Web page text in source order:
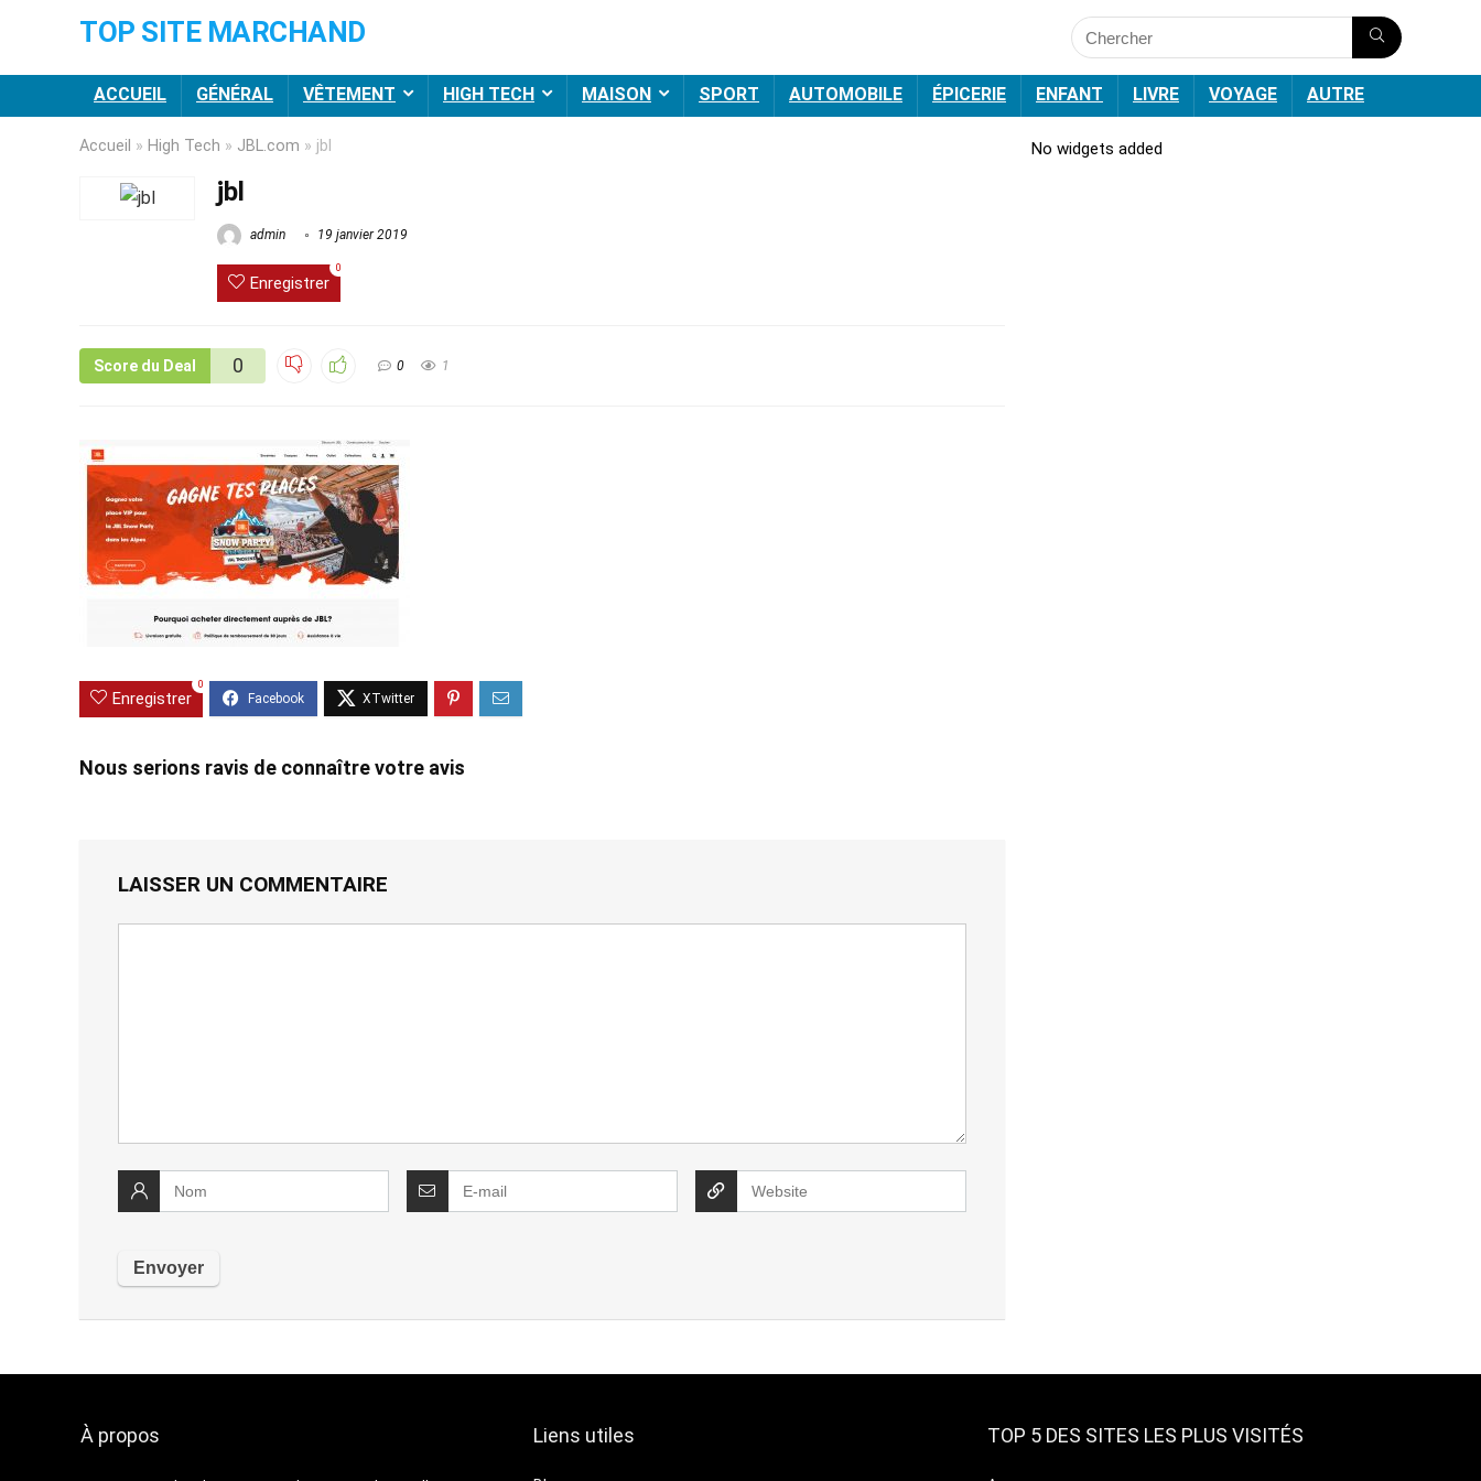
TOP SITE MARCHAND
ACCUEIL GÉNÉRAL VÊTEMENT HIGH TECH MAISON SPORT AUTOMOBILE ÉPICERIE ENFANT LIVRE VOYAGE AUTRE
Accueil » High Tech » JBL.com » jbl
jbl
admin 19 janvier 2019
Enregistrer
0
Score du Deal 0 0 1
Enregistrer
0
Nous serions ravis de connaître votre avis
LAISSER UN COMMENTAIRE
No widgets added
À propos Liens utiles TOP 5 DES SITES LES PLUS VISITÉS